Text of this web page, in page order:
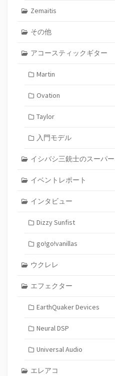
Zemaitis
その他
アコースティックギター
Martin
Ovation
Taylor
入門モデル
イシバシ三銃士のスーパ
イベントレポート
インタビュー
Dizzy Sunfist
go!go!vanillas
ウクレレ
エフェクター
EarthQuaker Devices
Neural DSP
Universal Audio
エレアコ